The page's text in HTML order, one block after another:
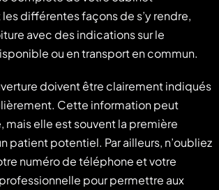
différentes façons de s’y rendre,
avec des indications sur le
ou en transport en commun.
doivent être clairement indiqués
Cette information peut
mais elle est souvent la première
patient potentiel. Par ailleurs, n’oubliez
numéro de téléphone et votre
pour permettre aux